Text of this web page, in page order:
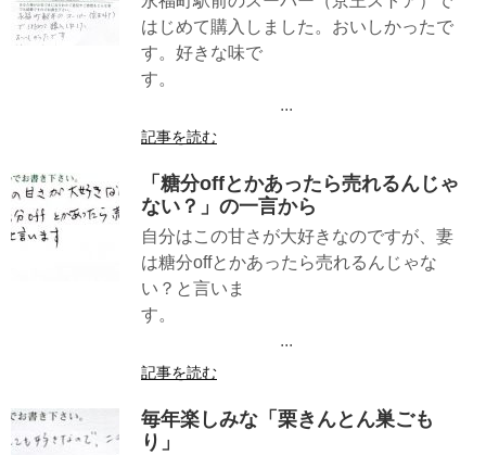
はじめて購入しました。おいしかったで
す。好きな味で
す。
...
記事を読む
「糖分offとかあったら売れるんじゃ
ない？」の一言から
自分はこの甘さが大好きなのですが、妻
は糖分offとかあったら売れるんじゃな
い？と言いま
す。
...
記事を読む
毎年楽しみな「栗きんとん巣ごも
り」